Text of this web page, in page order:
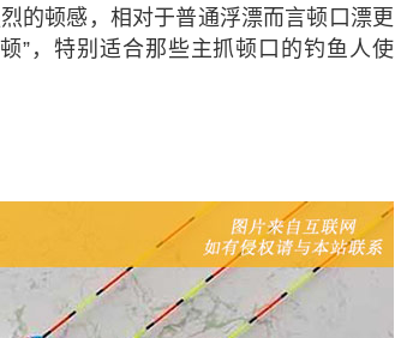
的顿感，相对于普通浮漂而言顿口漂更
”，特别适合那些主抓顿口的钓鱼人使